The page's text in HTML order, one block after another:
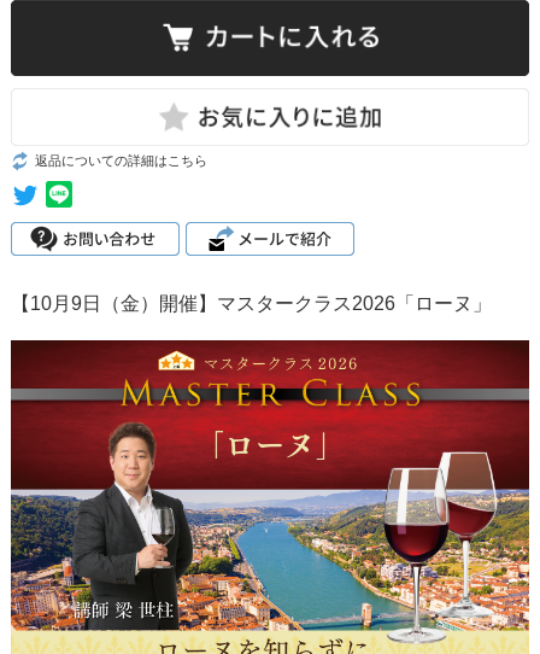
返品についての詳細はこちら
【10月9日（金）開催】マスタークラス2026「ローヌ」